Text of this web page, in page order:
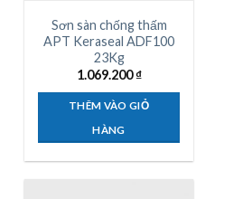
Sơn sàn chống thấm
APT Keraseal ADF100
23Kg
1.069.200₫
THÊM VÀO GIỎ
HÀNG